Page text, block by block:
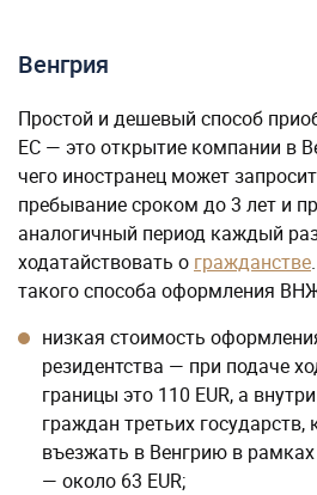
Венгрия
Простой и дешевый способ
ЕС — это открытие компании в
чего иностранец может
пребывание сроком до 3 лет и
аналогичный период каждый
ходатайствовать о гражданстве
такого способа оформления
низкая стоимость
резидентства — при подаче
границы это 110 EUR, а
граждан третьих государств,
въезжать в Венгрию в
— около 63 EUR;